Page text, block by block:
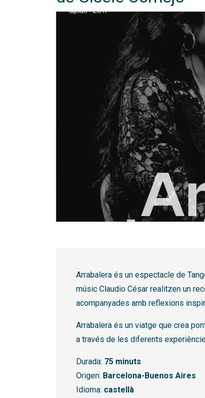
Arrabalera és un espectacle de
músic Claudio César realitzen un
acompanyades amb reflexions
Arrabalera és un viatge que crea
a través de les diferents
Durada: 75 minuts
Origen: Barcelona-Buenos Aires
Idioma: castellà